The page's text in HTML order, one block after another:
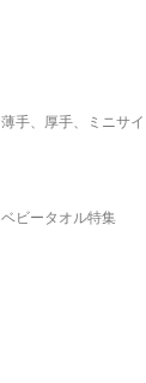
薄手、厚手、ミニサ
ベビータオル特集